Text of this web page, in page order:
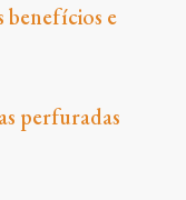
benefícios e
perfuradas